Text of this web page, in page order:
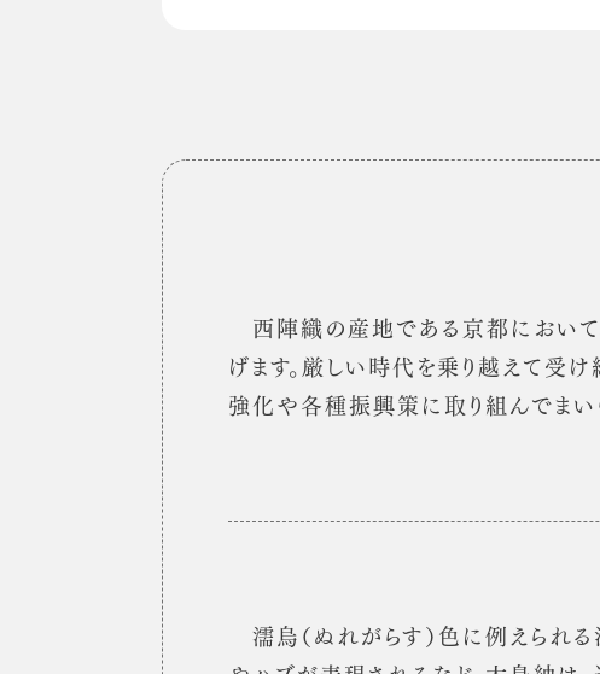
西陣織の産地である京都において
げます。厳しい時代を乗り越えて受
強化や各種振興策に取り組んでまい
濡烏（ぬれがらす）色に例えられ